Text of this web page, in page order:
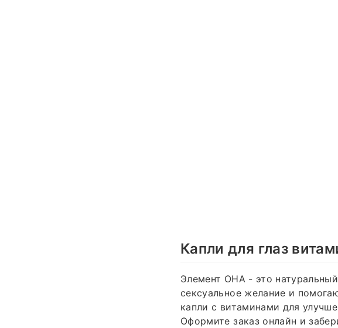
Капли для глаз
Элемент ОНА - это
сексуальное желание и
капли с витаминами для
Оформите заказ онлайн и